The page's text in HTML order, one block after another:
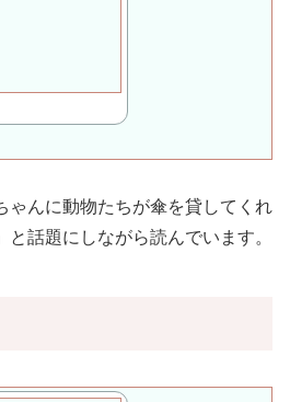
ゃんに動物たちが傘を貸してくれ
と話題にしながら読んでいます。